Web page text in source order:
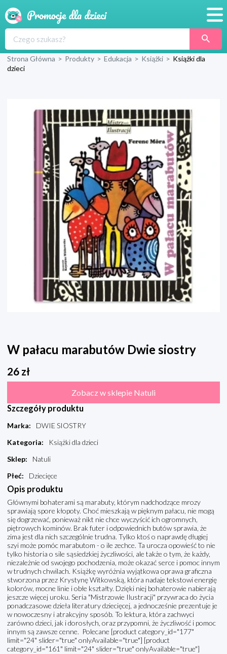
Produkty
Blog
Wyprawka
Strona Główna > Produkty > Edukacja > Książki > Książki dla
dzieci
W pałacu marabutów Dwie siostry
26 zł
Zobacz w sklepie Natuli
Szczegóły produktu
Marka:
DWIE SIOSTRY
Kategoria:
Książki dla dzieci
Sklep:
Natuli
Płeć: Dziecięce
Opis produktu
Głównymi bohaterami są marabuty, którym nadchodzące mrozy
sprawiają spore kłopoty. Choć mieszkają w pięknym pałacu, nie mogą
się dogrzewać, ponieważ nikt nie chce wyczyścić ich ogromnych,
piętrowych kominów. Brak futer i odpowiednich butów sprawia, że
zima jest dla nich szczególnie trudna. Tylko ktoś o naprawdę długiej
szyi może pomóc marabutom - o ile zechce. Ta urocza opowieść to nie
tylko historia o sile sąsiedzkiej życzliwości, ale także o tym, że każdy,
niezależnie od swojego pochodzenia, może okazać serce i pomoc innym
w trudnych chwilach. Książkę wyróżnia wyjątkowa oprawa graficzna
stworzona przez Krystynę Witkowską, która nadaje tekstowi energię
kolorów, mocne linie i obłe kształty. Dzięki niej bohaterowie nabierają
jeszcze więcej uroku. Seria "Mistrzowie Ilustracji" przywraca do życia
ponadczasowe dzieła literatury dziecięcej, a jednocześnie prezentuje je
w nowoczesny i atrakcyjny sposób. To lektura, która zachwyci
zarówno dzieci, jak i dorosłych, oraz przypomni, że życzliwość i pomoc
innym są zawsze cenne. Polecane [product category_id="177"
limit="24" slider="true" onlyAvailable="true"] [product
category_id="161" limit="24" slider="true" onlyAvailable="true"]